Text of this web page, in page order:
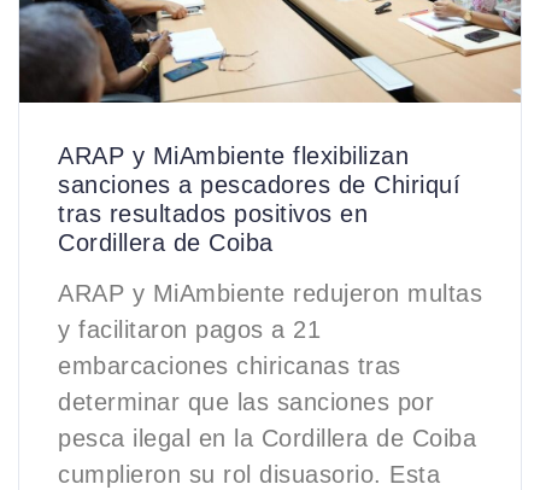
ARAP y MiAmbiente flexibilizan
sanciones a pescadores de Chiriquí
tras resultados positivos en
Cordillera de Coiba
ARAP y MiAmbiente redujeron multas
y facilitaron pagos a 21
embarcaciones chiricanas tras
determinar que las sanciones por
pesca ilegal en la Cordillera de Coiba
cumplieron su rol disuasorio. Esta